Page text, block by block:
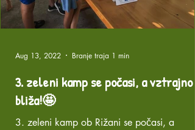
3. zeleni kamp se počasi, a vztrajno
bliža!🤩
3. zeleni kamp ob Rižani se počasi, a
Aug 13, 2022 Branje traja 1 min